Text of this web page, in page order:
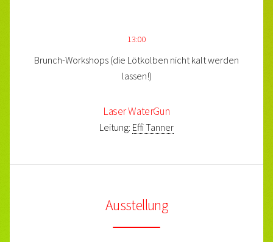
13:00
Brunch-Workshops (die Lötkolben nicht kalt werden
lassen!)
Laser WaterGun
Leitung: Effi Tanner
Ausstellung